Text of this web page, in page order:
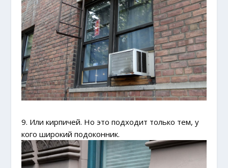
9. Или кирпичей. Но это подходит только тем, у
кого широкий подоконник.